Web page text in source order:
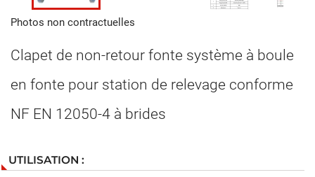
Photos non contractuelles
Clapet de non-retour fonte système à boule
en fonte pour station de relevage conforme
NF EN 12050-4 à brides
UTILISATION :